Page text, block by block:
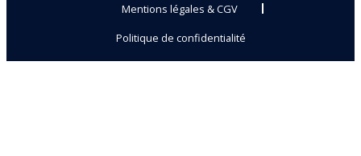
Mentions légales & CGV
Politique de confidentialité